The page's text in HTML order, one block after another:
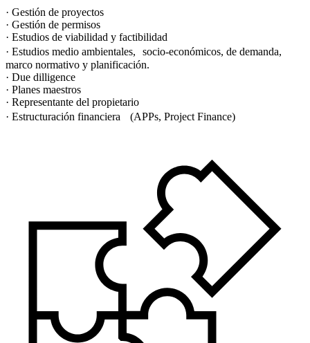
· Gestión de proyectos
· Gestión de permisos
· Estudios de viabilidad y factibilidad
· Estudios medio ambientales, socio-económicos, de demanda,
marco normativo y planificación.
· Due dilligence
· Planes maestros
· Representante del propietario
· Estructuración financiera (APPs, Project Finance)